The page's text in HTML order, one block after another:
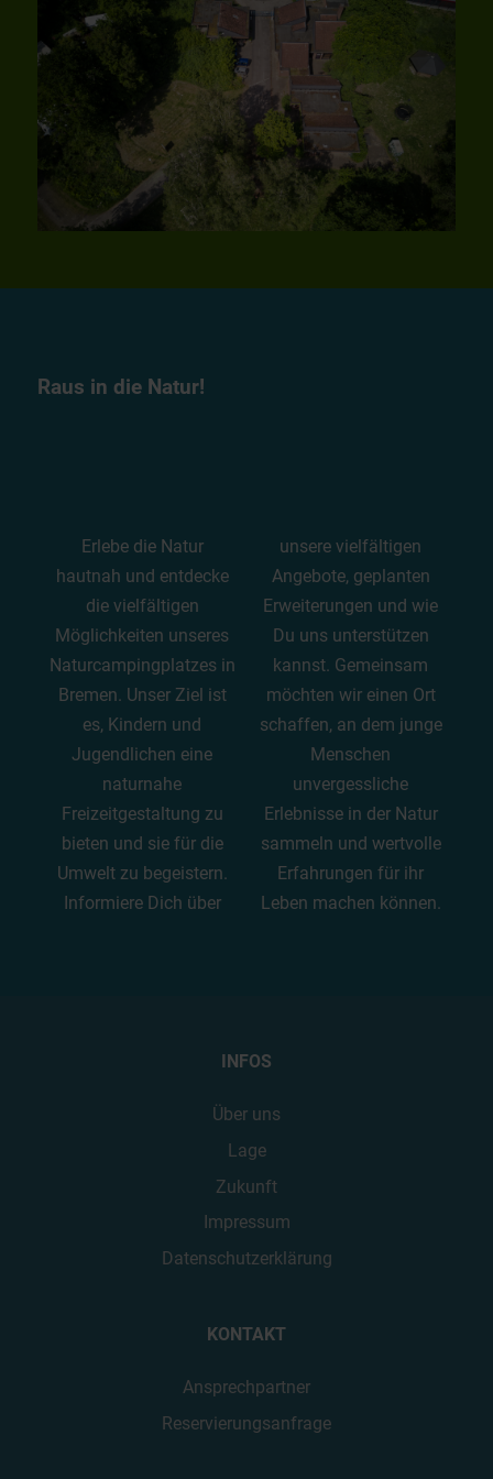
Raus in die Natur!
Erlebe die Natur
hautnah und entdecke
die vielfältigen
Möglichkeiten unseres
Naturcampingplatzes in
Bremen. Unser Ziel ist
es, Kindern und
Jugendlichen eine
naturnahe
Freizeitgestaltung zu
bieten und sie für die
Umwelt zu begeistern.
Informiere Dich über
unsere vielfältigen
Angebote, geplanten
Erweiterungen und wie
Du uns unterstützen
kannst. Gemeinsam
möchten wir einen Ort
schaffen, an dem junge
Menschen
unvergessliche
Erlebnisse in der Natur
sammeln und wertvolle
Erfahrungen für ihr
Leben machen können.
INFOS
Über uns
Lage
Zukunft
Impressum
Datenschutzerklärung
KONTAKT
Ansprechpartner
Reservierungsanfrage